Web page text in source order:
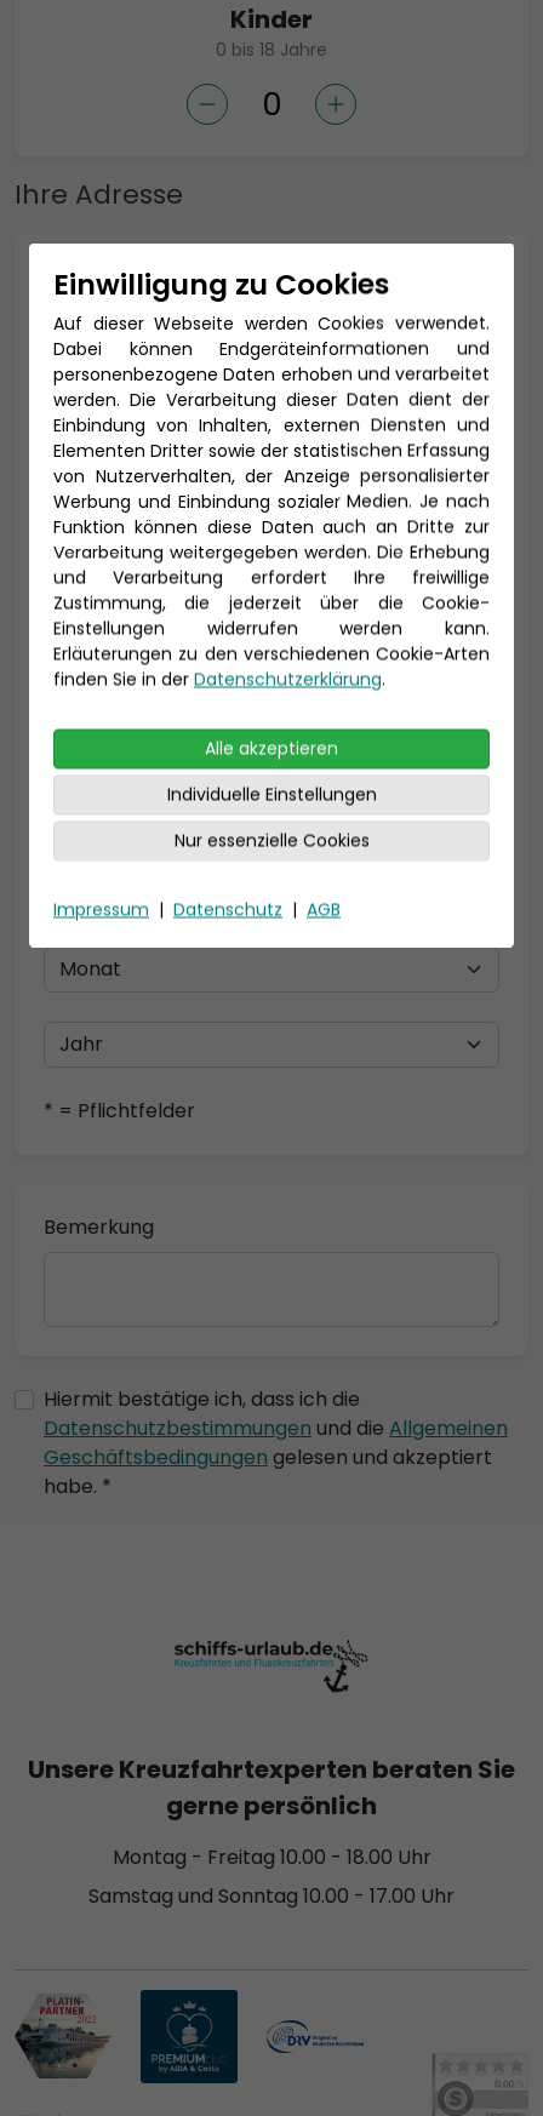
Kinder
0 bis 18 Jahre
Ihre Adresse
Anrede *
Titel
Vorname * Nachname *
E-Mail *
Telefon *
Geburtsdatum
* = Pflichtfelder
Bemerkung
Hiermit bestätige ich, dass ich die
Datenschutzbestimmungen und die Allgemeinen
Geschäftsbedingungen gelesen und akzeptiert
habe. *
Einwilligung zu Cookies
Auf dieser Webseite werden Cookies verwendet.
Dabei können Endgeräteinformationen und
personenbezogene Daten erhoben und verarbeitet
werden. Die Verarbeitung dieser Daten dient der
Einbindung von Inhalten, externen Diensten und
Elementen Dritter sowie der statistischen Erfassung
von Nutzerverhalten, der Anzeige personalisierter
Werbung und Einbindung sozialer Medien. Je nach
Funktion können diese Daten auch an Dritte zur
Verarbeitung weitergegeben werden. Die Erhebung
und Verarbeitung erfordert Ihre freiwillige
Zustimmung, die jederzeit über die Cookie-
Einstellungen widerrufen werden kann.
Erläuterungen zu den verschiedenen Cookie-Arten
finden Sie in der Datenschutzerklärung.
Alle akzeptieren
Individuelle Einstellungen
Nur essenzielle Cookies
Impressum | Datenschutz | AGB
Unsere Kreuzfahrtexperten beraten Sie
gerne persönlich
Montag - Freitag 10.00 - 18.00 Uhr
Samstag und Sonntag 10.00 - 17.00 Uhr